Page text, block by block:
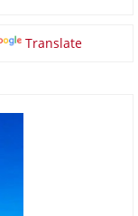
Translate